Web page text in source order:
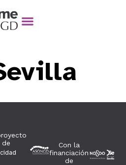
de
Con la
financiación
de